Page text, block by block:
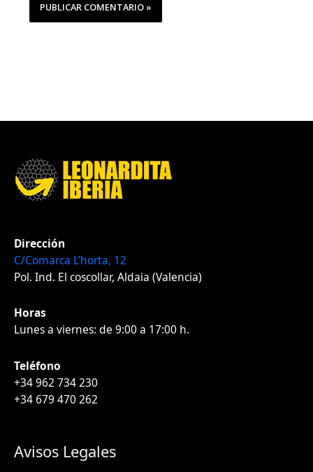
Dirección
C/Comarca L’horta, 12
Pol. Ind. El coscollar, Aldaia (Valencia)
Horas
Lunes a viernes: de 9:00 a 17:00 h.
Teléfono
+34 962 734 230
+34 679 470 262
Avisos Legales